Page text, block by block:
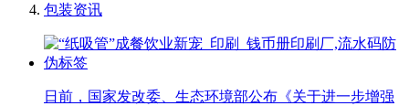
包装资讯
日前，国家发改委、生态环境部公布《关于进一步增强